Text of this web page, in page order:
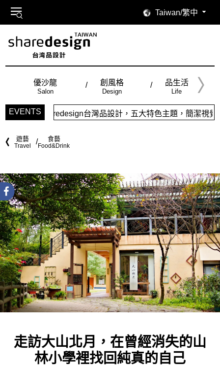
Taiwan/繁中
優沙龍
Salon
創風格
Design
品生活
Life
EVENTS
灣品設計，五大特色主題，簡潔視覺配色，帶給你最舒適的
遊藝
Travel
食藝
Food&Drink
走訪大山北月，在曾經消失的山
林小學裡找回純真的自己